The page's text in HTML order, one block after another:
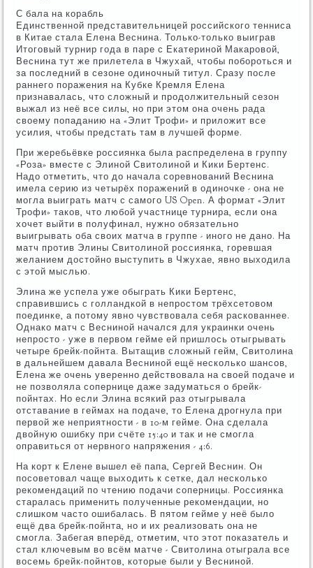
С бала на корабль
Единственной представительницей российского тенниса
в Китае стала Елена Веснина. Только-только выиграв
Итоговый турнир года в паре с Екатериной Макаровой,
Веснина тут же прилетела в Чжухай, чтобы побороться и
за последний в сезоне одиночный титул. Сразу после
раннего поражения на Кубке Кремля Елена
признавалась, что сложный и продолжительный сезон
выжал из неё все силы, но при этом она очень рада
своему попаданию на «Элит Трофи» и приложит все
усилия, чтобы предстать там в лучшей форме.
При жеребьёвке россиянка была распределена в группу
«Роза» вместе с Элиной Свитолиной и Кики Бертенс.
Надо отметить, что до начала соревнований Веснина
имела серию из четырёх поражений в одиночке - она не
могла выиграть матч с самого US Open. А формат «Элит
Трофи» таков, что любой участнице турнира, если она
хочет выйти в полуфинал, нужно обязательно
выигрывать оба своих матча в группе - иного не дано. На
матч против Элины Свитолиной россиянка, горевшая
желанием достойно выступить в Чжухае, явно выходила
с этой мыслью.
Элина же успела уже обыграть Кики Бертенс,
справившись с голландкой в непростом трёхсетовом
поединке, а потому явно чувствовала себя раскованнее.
Однако матч с Весниной начался для украинки очень
непросто - уже в первом гейме ей пришлось отыгрывать
четыре брейк-пойнта. Вытащив сложный гейм, Свитолина
в дальнейшем давала Весниной ещё несколько шансов,
Елена же очень уверенно действовала на своей подаче и
не позволяла сопернице даже задуматься о брейк-
пойнтах. Но если Элина всякий раз отыгрывала
отставание в геймах на подаче, то Елена дрогнула при
первой же неприятности - в 10-м гейме. Она сделала
двойную ошибку при счёте 15:40 и так и не смогла
оправиться от нервного напряжения - 4:6.
На корт к Елене вышел её папа, Сергей Веснин. Он
посоветовал чаще выходить к сетке, дал несколько
рекомендаций по чтению подачи соперницы. Россиянка
старалась применить полученные рекомендации, но
слишком часто ошибалась. В пятом гейме у неё было
ещё два брейк-пойнта, но и их реализовать она не
смогла. Забегая вперёд, отметим, что этот показатель и
стал ключевым во всём матче - Свитолина отыграла все
восемь брейк-пойнтов, которые были у Весниной.